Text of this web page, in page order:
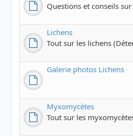
Questions et conseils
Lichens
Tout sur les lichens
Galerie photos Lichens
Myxomycètes
Tout sur les